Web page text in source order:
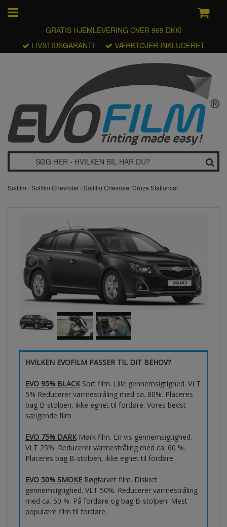
GRATIS HJEMLEVERING OVER 969 DKK!
LIVSTIDSGARANTI
VÆRKTØJER INKLUDERET
Solfilm Solfilm Chevrolet Solfilm Chevrolet Cruze Stationcar
HVILKEN EVOFILM PASSER TIL DIT BEHOV?
EVO 95% BLACKSort film. Lille gennemsigtighed. VLT
5% Reducerer varmestråling med ca. 80%. Placeres
bag B-stolpen, ikke egnet til fordøre. Vores bedst
sælgende film.
EVO 75% DARKMørk film. En vis gennemsigtighed.
VLT 25%. Reducerer varmestråling med ca. 60 %.
Placeres bag B-stolpen, ikke egnet til fordøre.
EVO 50% SMOKE Røgfarvet film. Diskret
gennemsigtighed. VLT 50%. Reducerer varmestråling
med ca. 50 %. På fordøre og bag B-stolpen. Mest
populære film til fordøre.